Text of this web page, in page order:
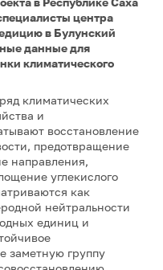
центра
в Булунский
данные для
климатического
климатических
и
восстановление
предотвращение
направления,
углекислого
как
нейтральности
единиц и
заметную группу